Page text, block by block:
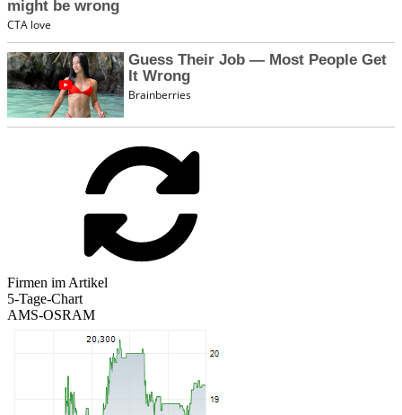
Firmen im Artikel
5-Tage-Chart
AMS-OSRAM